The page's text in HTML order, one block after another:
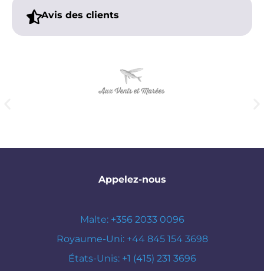
Avis des clients
Appelez-nous
Malte: +356 2033 0096
Royaume-Uni: +44 845 154 3698
États-Unis: +1 (415) 231 3696